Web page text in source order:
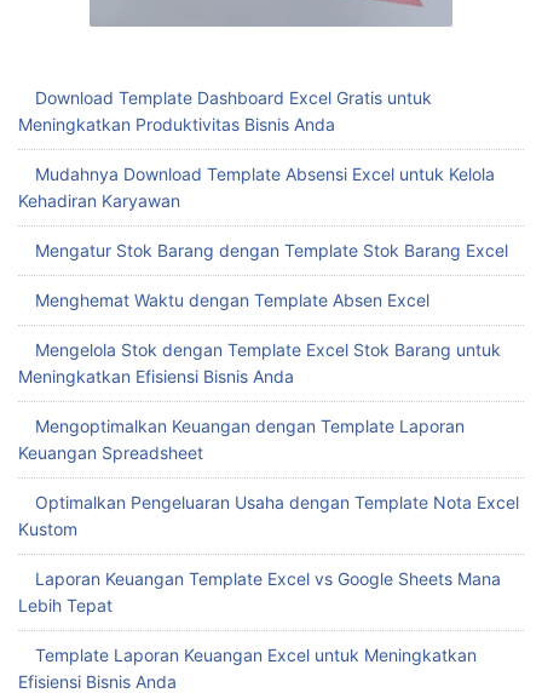
Download Template Dashboard Excel Gratis untuk
Meningkatkan Produktivitas Bisnis Anda
Mudahnya Download Template Absensi Excel untuk Kelola
Kehadiran Karyawan
Mengatur Stok Barang dengan Template Stok Barang Excel
Menghemat Waktu dengan Template Absen Excel
Mengelola Stok dengan Template Excel Stok Barang untuk
Meningkatkan Efisiensi Bisnis Anda
Mengoptimalkan Keuangan dengan Template Laporan
Keuangan Spreadsheet
Optimalkan Pengeluaran Usaha dengan Template Nota Excel
Kustom
Laporan Keuangan Template Excel vs Google Sheets Mana
Lebih Tepat
Template Laporan Keuangan Excel untuk Meningkatkan
Efisiensi Bisnis Anda